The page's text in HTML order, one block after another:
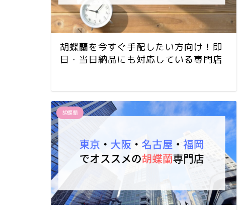
胡蝶蘭を今すぐ手配したい方向け！即
日・当日納品にも対応している専門店
胡蝶蘭